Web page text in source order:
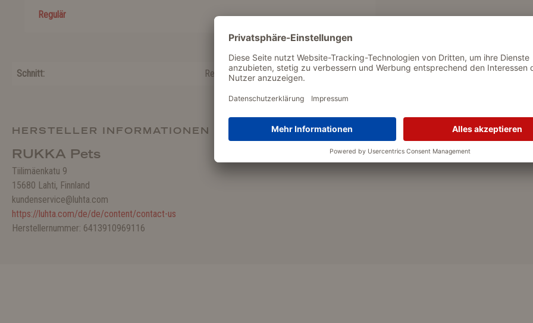
Regulär
Schnitt: Regulär
HERSTELLER INFORMATIONEN
RUKKA Pets
Tiilimäenkatu 9
15680 Lahti, Finnland
kundenservice@luhta.com
https://luhta.com/de/de/content/contact-us
Herstellernummer: 6413910969116